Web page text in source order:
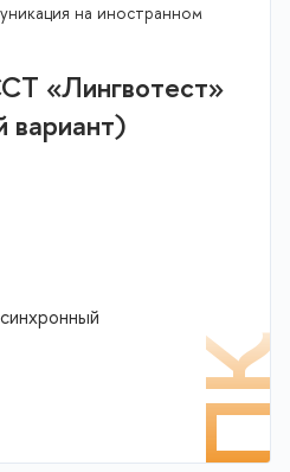
на иностранном
«Лингвотест»
вариант)